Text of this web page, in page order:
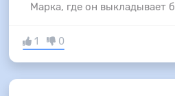
Марка, где он выкладывает
1 0